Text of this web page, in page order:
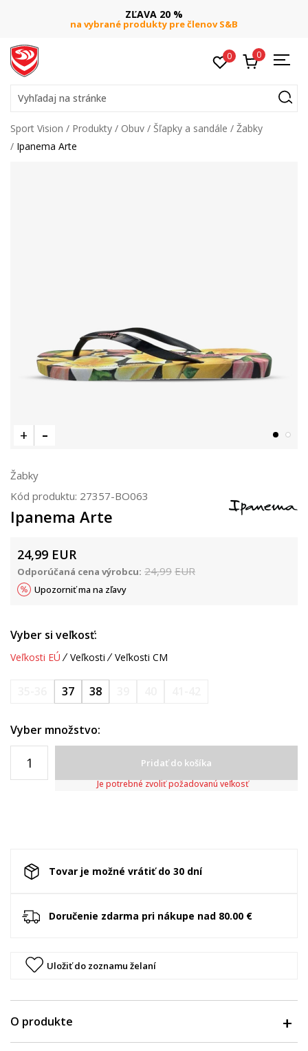
ZĽAVA 20 %
na vybrané produkty pre členov S&B
0 0
Vyhľadaj na stránke
Sport Vision Produkty Obuv Šľapky a sandále
Žabky
Ipanema Arte
Žabky
Kód produktu: 27357-BO063
Ipanema Arte
24,99 EUR
Odporúčaná cena výrobcu: 24,99 EUR
Upozorniť ma na zľavy
Vyber si veľkosť:
Veľkosti EÚ Veľkosti Veľkosti CM
37 38
Vyber množstvo:
Pridať do košíka
Je potrebné zvoliť požadovanú veľkosť
Tovar je možné vrátiť do 30 dní
Doručenie zdarma pri nákupe nad 80.00 €
Uložiť do zoznamu želaní
O produkte